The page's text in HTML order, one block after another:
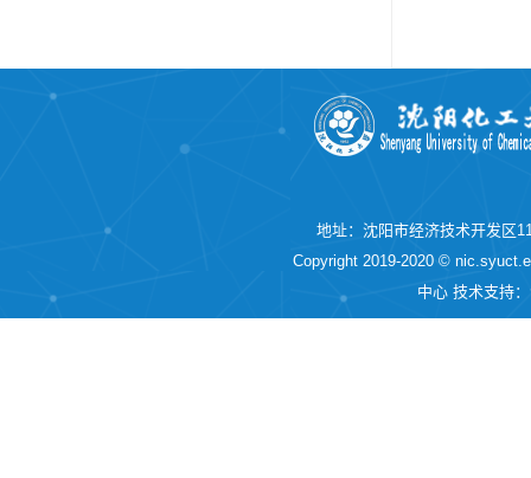
地址：沈阳市经济技术开发
Copyright 2019-2020 ©
中心 技术支持